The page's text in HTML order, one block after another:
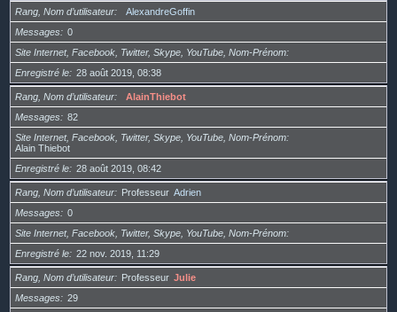
Rang, Nom d’utilisateur
AlexandreGoffin
Messages
0
Site Internet, Facebook, Twitter, Skype, YouTube, Nom-Prénom
Enregistré le
28 août 2019, 08:38
Rang, Nom d’utilisateur
AlainThiebot
Messages
82
Site Internet, Facebook, Twitter, Skype, YouTube, Nom-Prénom
Alain Thiebot
Enregistré le
28 août 2019, 08:42
Rang, Nom d’utilisateur Professeur Adrien
Messages
0
Site Internet, Facebook, Twitter, Skype, YouTube, Nom-Prénom
Enregistré le
22 nov. 2019, 11:29
Rang, Nom d’utilisateur Professeur Julie
Messages
29